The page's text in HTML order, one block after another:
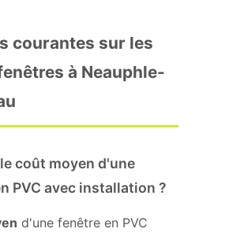
courantes sur les
à Neauphle-
coût moyen d'une
PVC avec installation ?
d'une fenêtre en PVC